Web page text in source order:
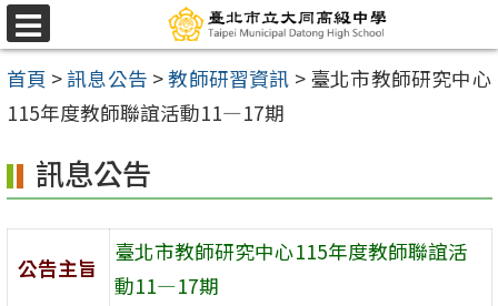
跳
至
主
要
容
區
選
單
首頁 >訊息公告 >教師研習資訊 > 臺北市教師研究中心
115年度教師聯誼活動11—17期
訊息公告
公告主旨
臺北市教師研究中心115年度教師聯誼活
動11—17期